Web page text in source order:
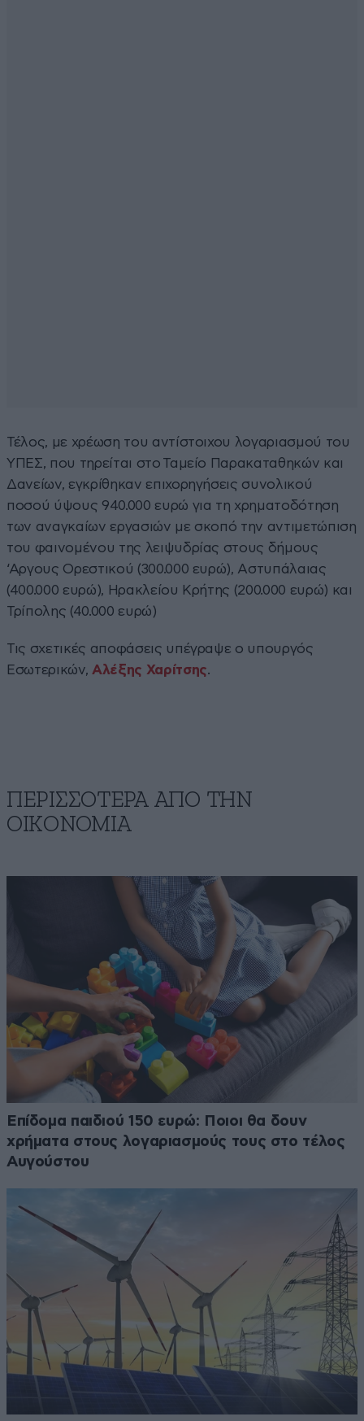
Τέλος, με χρέωση του αντίστοιχου λογαριασμού του
ΥΠΕΣ, που τηρείται στο Ταμείο Παρακαταθηκών και
Δανείων, εγκρίθηκαν επιχορηγήσεις συνολικού
ποσού ύψους 940.000 ευρώ για τη χρηματοδότηση
των αναγκαίων εργασιών με σκοπό την αντιμετώπιση
του φαινομένου της λειψυδρίας στους δήμους
‘Αργους Ορεστικού (300.000 ευρώ), Αστυπάλαιας
(400.000 ευρώ), Ηρακλείου Κρήτης (200.000 ευρώ) και
Τρίπολης (40.000 ευρώ)
Τις σχετικές αποφάσεις υπέγραψε ο υπουργός
Εσωτερικών, Αλέξης Χαρίτσης.
ΠΕΡΙΣΣΟΤΕΡΑ ΑΠΟ ΤΗΝ
ΟΙΚΟΝΟΜΙΑ
Επίδομα παιδιού 150 ευρώ: Ποιοι θα δουν
χρήματα στους λογαριασμούς τους στο τέλος
Αυγούστου